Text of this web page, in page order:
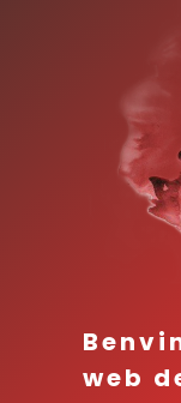
web